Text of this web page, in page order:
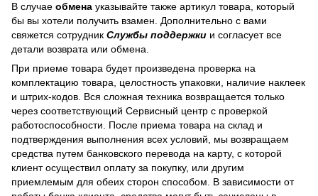
В случае обмена указывайте также артикул товара, который
бы вы хотели получить взамен. Дополнительно с вами
свяжется сотрудник Службы поддержки и согласует все
детали возврата или обмена.
При приеме товара будет произведена проверка на
комплектацию товара, целостность упаковки, наличие наклеек
и штрих-кодов. Вся сложная техника возвращается только
через соответствующий Сервисный центр с проверкой
работоспособности. После приема товара на склад и
подтверждения выполнения всех условий, мы возвращаем
средства путем банковского перевода на карту, с которой
клиент осуществил оплату за покупку, или другим
приемлемым для обеих сторон способом. В зависимости от